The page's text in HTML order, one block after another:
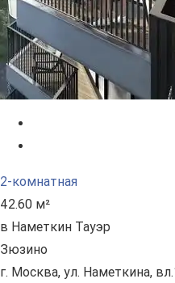
2-комнатная
42.60 м²
в Наметкин Тауэр
Зюзино
г. Москва, ул. Наметкина,